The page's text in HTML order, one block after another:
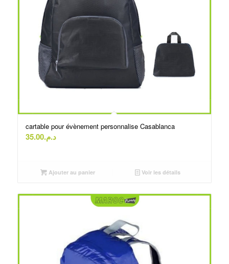
cartable pour évènement personnalise Casablanca
د.م.35.00
Ajouter au panier Voir les détails